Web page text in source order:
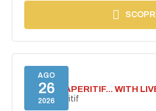
AGO
26
2026
SECRET APERITIF... WITH
Secret aperitif